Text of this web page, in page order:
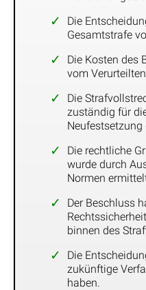
Die
Gesamtstrafe
Die Kosten des
vom
Die
zuständig für
Neufestsetzung
Die rechtliche
wurde durch
Normen
Der Beschluss
binnen des
Die
zukünftige
haben.